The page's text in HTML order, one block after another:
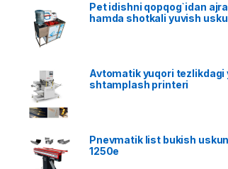
Pet idishni qopqog`idan
hamda shotkali yuvish
Avtomatik yuqori tezlikdagi
shtamplash printeri
Pnevmatik list bukish
1250e